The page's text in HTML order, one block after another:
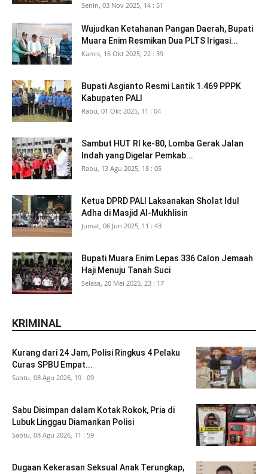
Senin, 03 Nov 2025, 14 : 51
Wujudkan Ketahanan Pangan Daerah, Bupati
Muara Enim Resmikan Dua PLTS Irigasi...
Kamis, 16 Okt 2025, 22 : 39
Bupati Asgianto Resmi Lantik 1.469 PPPK
Kabupaten PALI
Rabu, 01 Okt 2025, 11 : 04
Sambut HUT RI ke-80, Lomba Gerak Jalan
Indah yang Digelar Pemkab...
Rabu, 13 Agu 2025, 18 : 05
Ketua DPRD PALI Laksanakan Sholat Idul
Adha di Masjid Al-Mukhlisin
Jumat, 06 Jun 2025, 11 : 43
Bupati Muara Enim Lepas 336 Calon Jemaah
Haji Menuju Tanah Suci
Selasa, 20 Mei 2025, 23 : 17
KRIMINAL
Kurang dari 24 Jam, Polisi Ringkus 4 Pelaku
Curas SPBU Empat...
Sabtu, 08 Agu 2026, 19 : 09
Sabu Disimpan dalam Kotak Rokok, Pria di
Lubuk Linggau Diamankan Polisi
Sabtu, 08 Agu 2026, 11 : 59
Dugaan Kekerasan Seksual Anak Terungkap,